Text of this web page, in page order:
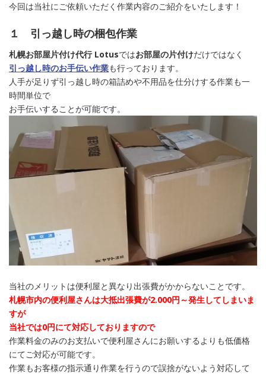
今回は当社にご依頼いただく作業内容のご紹介をいたします！
１ 引っ越し時の梱包作業
札幌お部屋片付け代行 Lotusではお部屋の片付けだけではなく
引っ越し時のお手伝い作業も行っております。
人手が足りず引っ越し時の箱詰めや不用品を仕分けする作業も一
時間単位で
お手伝いすることが可能です。
当社のメリットは便利屋と異なり出張費がかからないことです。
札幌市内の便利屋さんは大抵出張費が2.000円～発生してしまいま
すが
当社では0円にて対応しておりますので
作業料金のみのお支払いで便利屋さんにお願いするよりも低価格
にてご対応が可能です。
作業もお客様の指示通り作業を行うので誤捨がないよう対応して